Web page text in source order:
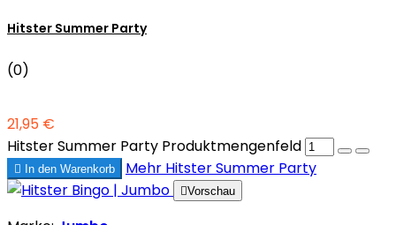
Hitster Summer Party
(0)
21,95 €
Hitster Summer Party Produktmengenfeld
 In den Warenkorb Mehr Hitster Summer Party
Vorschau